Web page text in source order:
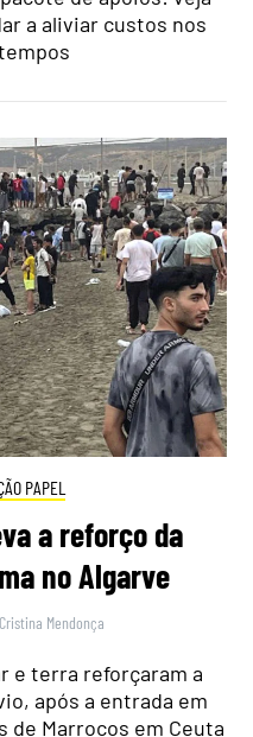
a aliviar custos nos
PAPEL
a reforço da
no Algarve
Cristina Mendonça
e terra reforçaram a
após a entrada em
de Marrocos em Ceuta